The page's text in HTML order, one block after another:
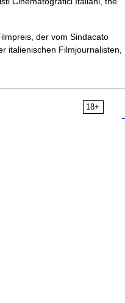
der vom Sindacato
italienischen Filmjournalisten,
18+